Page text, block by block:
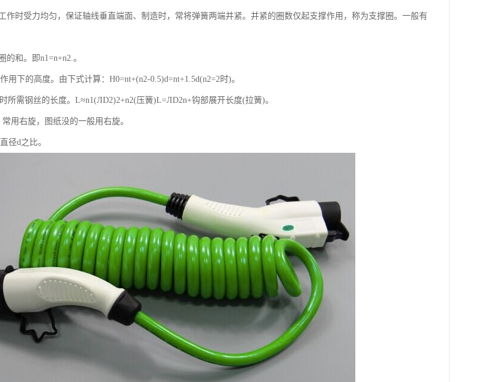
作时受力均匀，保证轴线垂直端面、制造时，常将弹簧两端并紧。并紧的圈数仅起支撑作用，称为支撑圈。一般有
和。即n1=n+n2.。
用下的高度。由下式计算：H0=nt+(n2-0.5)d=nt+1.5d(n2=2时)。
所需钢丝的长度。L≈n1(ЛD2)2+n2(压簧)L=ЛD2n+钩部展开长度(拉簧)。
用右旋，图纸没的一般用右旋。
径d之比。